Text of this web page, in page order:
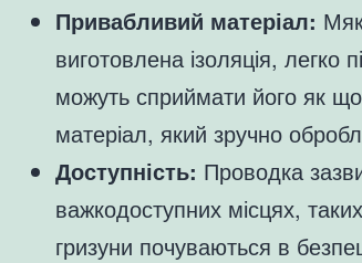
Привабливий матеріал:
виготовлена ізоляція, легко
можуть сприймати його як
матеріал, який зручно
Доступність: Проводка
важкодоступних місцях,
гризуни почуваються в